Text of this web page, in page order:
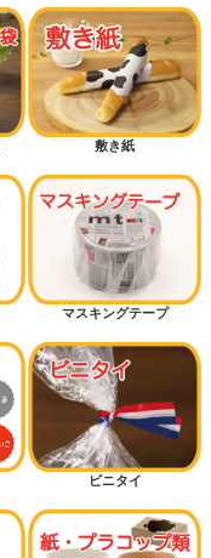
敷き紙
マスキングテープ
ビニタイ